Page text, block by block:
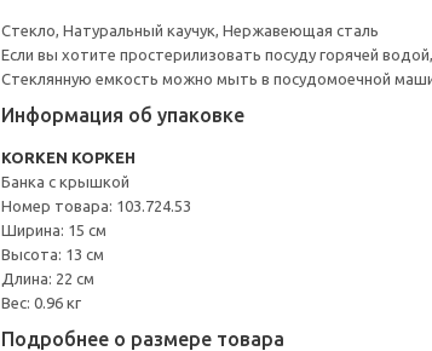
Стекло, Натуральный каучук, Нержавеющая сталь
Если вы хотите простерилизовать посуду горячей
Стеклянную емкость можно мыть в посудомоечной
Информация об упаковке
KORKEN КОРКЕН
Банка с крышкой
Номер товара: 103.724.53
Ширина: 15 см
Высота: 13 см
Длина: 22 см
Вес: 0.96 кг
Подробнее о размере товара